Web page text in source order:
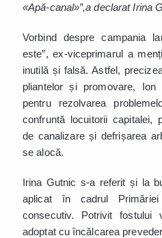
«Apă-canal»”,a declarat Irina
Vorbind despre campania
este”, ex-viceprimarul a
inutilă și falsă. Astfel,
pliantelor și promovare,
pentru rezolvarea
confruntă locuitorii capitalei,
de canalizare și defrișarea
se alocă.
Irina Gutnic s-a referit și la
aplicat în cadrul
consecutiv. Potrivit fostului
adoptat cu încălcarea